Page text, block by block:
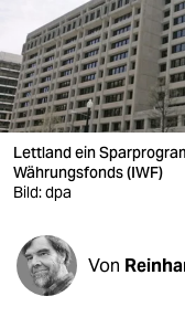
wahrheit
verlag
verlag
veranstaltungen
fragen & hilfe
Lettland ein
Währungsfonds (IWF)
Bild: dpa
Von